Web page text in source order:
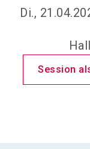
Di.,
Session